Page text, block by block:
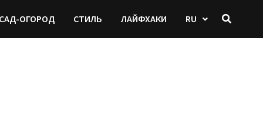
САД-ОГОРОД СТИЛЬ ЛАЙФХАКИ RU